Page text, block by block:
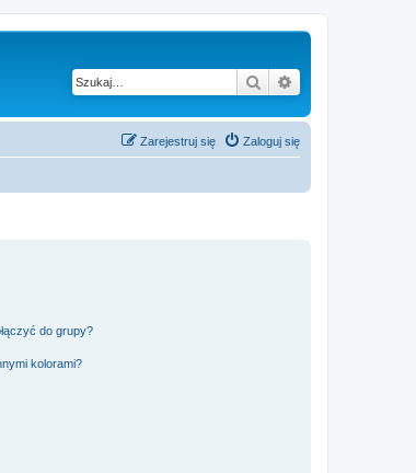
Szukaj
Zaloguj się
Zarejestruj się
do grupy?
kolorami?